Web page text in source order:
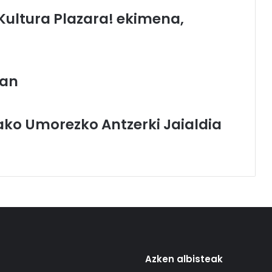
Plazara! ekimena,
Umorezko Antzerki Jaialdia
Azken albisteak